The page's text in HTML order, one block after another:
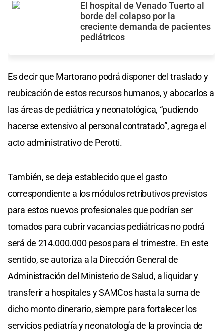
El hospital de Venado Tuerto al
borde del colapso por la
creciente demanda de pacientes
pediátricos
Es decir que Martorano podrá disponer del traslado y
reubicación de estos recursos humanos, y abocarlos a
las áreas de pediátrica y neonatológica, “pudiendo
hacerse extensivo al personal contratado”, agrega el
acto administrativo de Perotti.
También, se deja establecido que el gasto
correspondiente a los módulos retributivos previstos
para estos nuevos profesionales que podrían ser
tomados para cubrir vacancias pediátricas no podrá
será de 214.000.000 pesos para el trimestre. En este
sentido, se autoriza a la Dirección General de
Administración del Ministerio de Salud, a liquidar y
transferir a hospitales y SAMCos hasta la suma de
dicho monto dinerario, siempre para fortalecer los
servicios pediatría y neonatología de la provincia de